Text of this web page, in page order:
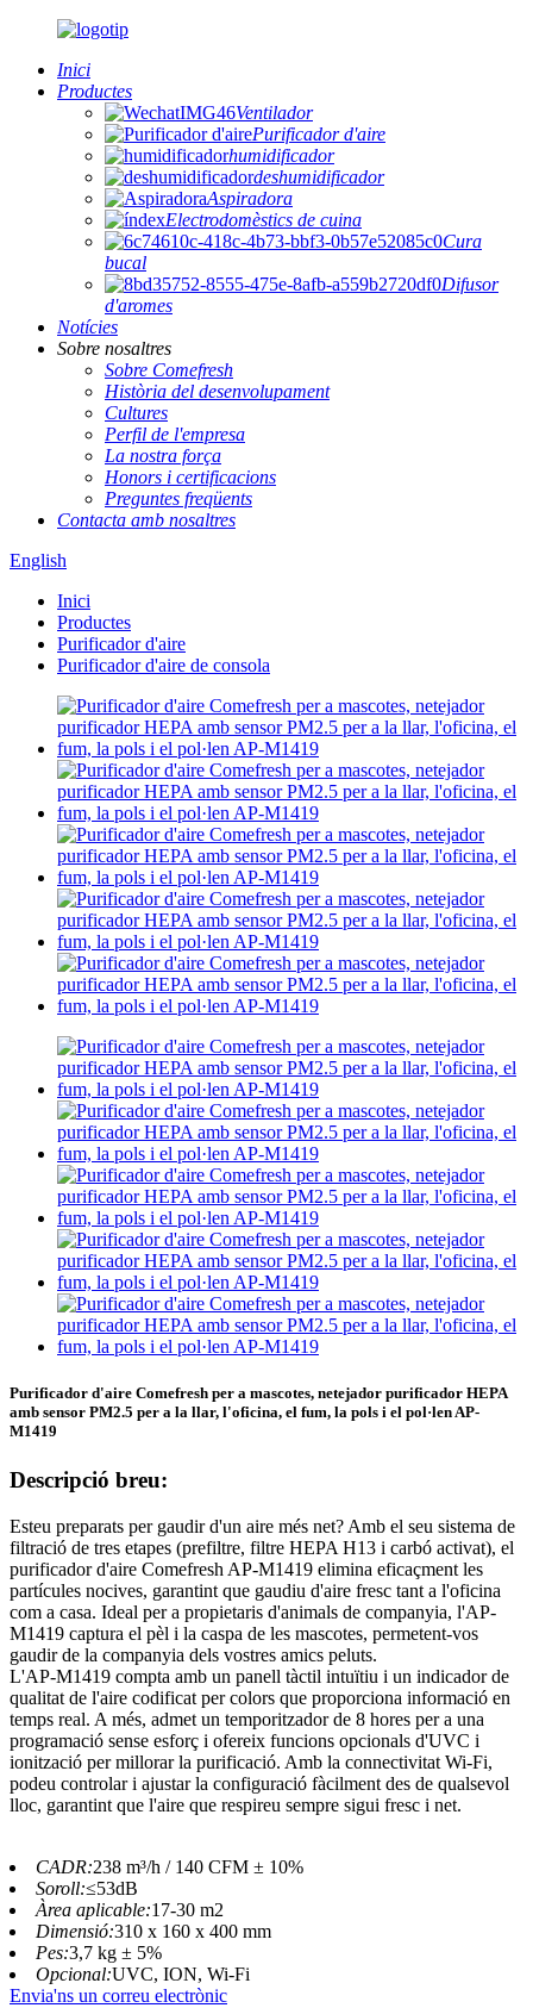
Inici
Productes
Ventilador
Purificador d'aire
humidificador
deshumidificador
Aspiradora
Electrodomèstics de cuina
Cura
bucal
Difusor
d'aromes
Notícies
Sobre nosaltres
Sobre Comefresh
Història del desenvolupament
Cultures
Perfil de l'empresa
La nostra força
Honors i certificacions
Preguntes freqüents
Contacta amb nosaltres
English
Inici
Productes
Purificador d'aire
Purificador d'aire de consola
Purificador d'aire Comefresh per a mascotes, netejador purificador HEPA
amb sensor PM2.5 per a la llar, l'oficina, el fum, la pols i el pol·len AP-
M1419
Descripció breu:
Esteu preparats per gaudir d'un aire més net? Amb el seu sistema de
filtració de tres etapes (prefiltre, filtre HEPA H13 i carbó activat), el
purificador d'aire Comefresh AP-M1419 elimina eficaçment les
partícules nocives, garantint que gaudiu d'aire fresc tant a l'oficina
com a casa. Ideal per a propietaris d'animals de companyia, l'AP-
M1419 captura el pèl i la caspa de les mascotes, permetent-vos
gaudir de la companyia dels vostres amics peluts.
L'AP-M1419 compta amb un panell tàctil intuïtiu i un indicador de
qualitat de l'aire codificat per colors que proporciona informació en
temps real. A més, admet un temporitzador de 8 hores per a una
programació sense esforç i ofereix funcions opcionals d'UVC i
ionització per millorar la purificació. Amb la connectivitat Wi-Fi,
podeu controlar i ajustar la configuració fàcilment des de qualsevol
lloc, garantint que l'aire que respireu sempre sigui fresc i net.
CADR:238 m³/h / 140 CFM ± 10%
Soroll:≤53dB
Àrea aplicable:17-30 m2
Dimensió:310 x 160 x 400 mm
Pes:3,7 kg ± 5%
Opcional:UVC, ION, Wi-Fi
Envia'ns un correu electrònic